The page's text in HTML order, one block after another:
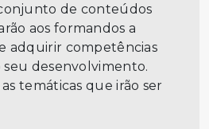
de conteúdos
aos formandos a
adquirir competências
seu desenvolvimento.
temáticas que irão ser